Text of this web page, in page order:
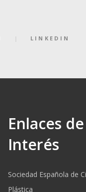
LINKEDIN
Enlaces de
Interés
Sociedad Española de
Plástica